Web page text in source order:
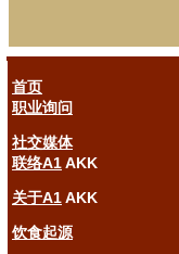
首页
职业询问
社交媒体
联络A1AKK
关于A1AKK
饮食起源